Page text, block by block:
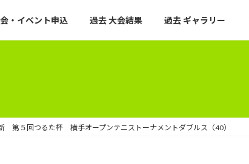
・イベント申込 過去 大会結果 過去 ギャラリー
第５回つるた杯 横手オープンテニストーナメントダブルス（40）